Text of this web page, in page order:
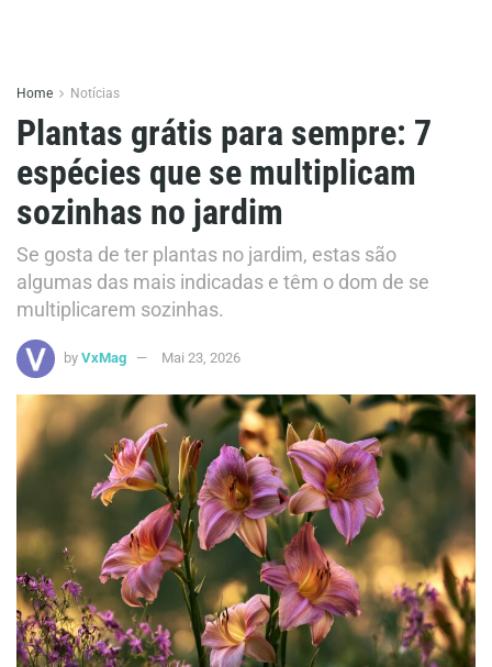
Home Notícias
Plantas grátis para sempre: 7
espécies que se multiplicam
sozinhas no jardim
Se gosta de ter plantas no jardim, estas são
algumas das mais indicadas e têm o dom de se
multiplicarem sozinhas.
by VxMag Mai 23, 2026